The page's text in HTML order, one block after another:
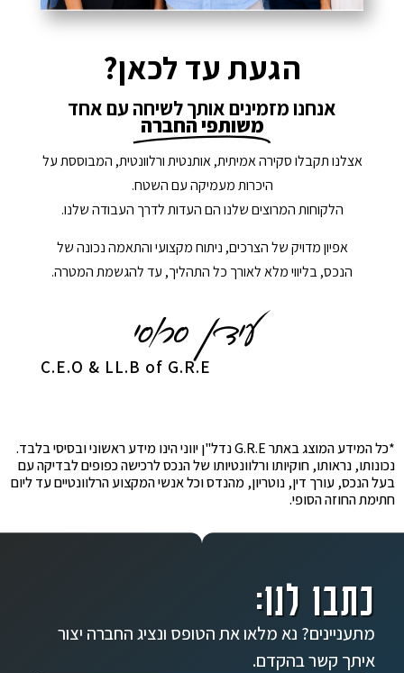
הגעת עד לכאן?
אנחנו מזמינים אותך לשיחה עם אחד
משותפי החברה
אצלנו תקבלו סקירה אמיתית, אותנטית ורלוונטית, המבוססת על
היכרות מעמיקה עם השטח.
הלקוחות המרוצים שלנו הם העדות לדרך העבודה שלנו.
אפיון מדויק של הצרכים, ניתוח מקצועי והתאמה נכונה של
הנכס, בליווי מלא לאורך כל התהליך, עד להגשמת המטרה.
C.E.O & LL.B of G.R.E
*כל המידע המוצג באתר G.R.E נדל"ן יווני הינו מידע ראשוני ובסיסי בלבד.
נכונותו, נראותו, חוקיותו ורלוונטיותו של הנכס לרכישה כפופים לבדיקה עם
בעל הנכס, עורך דין, נוטריון, מהנדס וכל אנשי המקצוע הרלוונטיים עד ליום
חתימת החוזה הסופי.
כתבו לנו:
מתעניינים? נא מלאו את הטופס ונציג החברה יצור
איתך קשר בהקדם.